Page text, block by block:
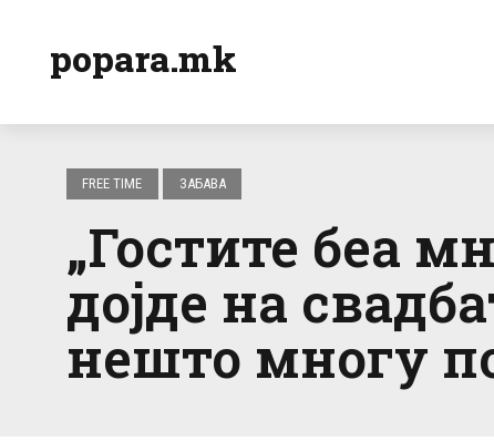
popara.mk
FREE TIME ЗАБАВА
„Гостите беа
дојде на
нешто многу